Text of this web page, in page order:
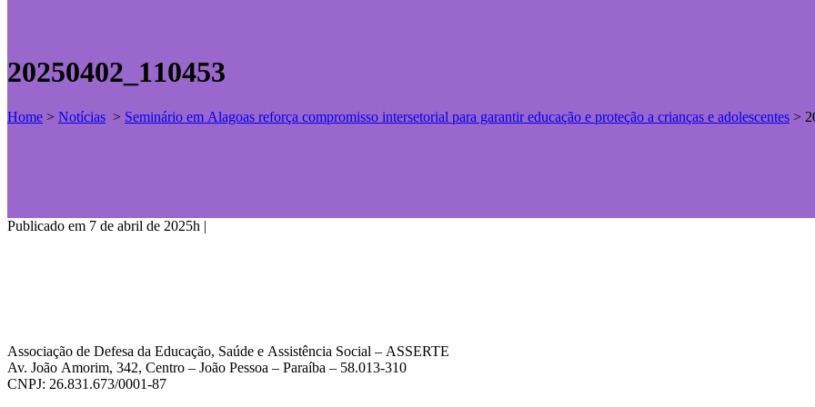
20250402_110453
Home > Notícias > Seminário em Alagoas reforça compromisso intersetorial para garantir educação e proteção a crianças e adolescentes >
Publicado em 7 de abril de 2025h |
Associação de Defesa da Educação, Saúde e Assistência Social – ASSERTE
Av. João Amorim, 342, Centro – João Pessoa – Paraíba – 58.013-310
CNPJ: 26.831.673/0001-87